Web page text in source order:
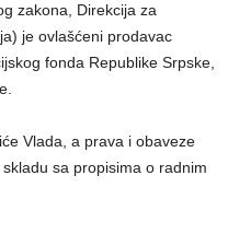
zakona, Direkcija za
je ovlašćeni prodavac
fonda Republike Srpske,
Vlada, a prava i obaveze
sa propisima o radnim